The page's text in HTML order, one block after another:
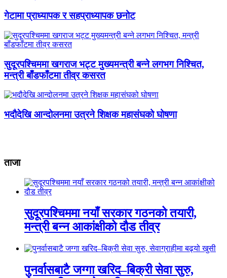
गेटामा प्राध्यापक र सहप्राध्यापक छनोट
सुदूरपश्चिममा खगराज भट्ट मुख्यमन्त्री बन्ने लगभग निश्चित,
मन्त्री बाँडफाँटमा तीव्र कसरत
भदौदेखि आन्दोलनमा उत्रने शिक्षक महासंघको घोषणा
ताजा
सुदूरपश्चिममा नयाँ सरकार गठनको तयारी,
मन्त्री बन्न आकांक्षीको दौड तीव्र
पुनर्वासबाटै जग्गा खरिद–बिक्री सेवा सुरु,